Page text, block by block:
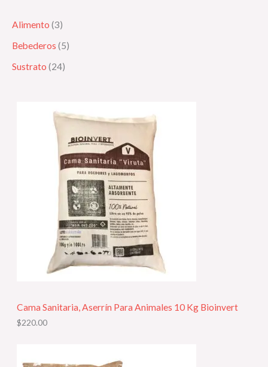
Alimento 3
Bebederos 5
Sustrato 24
Cama Sanitaria, Aserrín Para Animales 10 Kg Bioinvert
$220.00